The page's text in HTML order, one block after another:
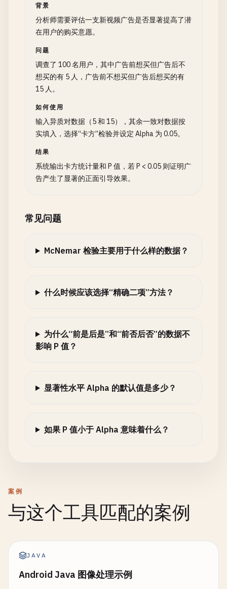
背景
分析师需要评估一支新视频广告是否显著提高了潜
在用户的购买意愿。
问题
调查了 100 名用户，其中广告前想买但广告后不
想买的有 5 人，广告前不想买但广告后想买的有
15 人。
如何使用
输入异质对数据（5 和 15），其余一致对数据按
实填入，选择“卡方”检验并设定 Alpha 为 0.05。
结果
系统输出卡方统计量和 P 值，若 P < 0.05 则证明广
告产生了显著的正面引导效果。
常见问题
McNemar 检验主要用于什么样的数据？
什么时候应该选择“精确二项”方法？
为什么“前是后是”和“前否后否”的数据不
影响 P 值？
显著性水平 Alpha 的默认值是多少？
如果 P 值小于 Alpha 意味着什么？
案例
与这个工具匹配的案例
JAVA
Android Java 图像处理示例